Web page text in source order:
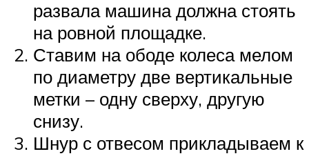
развала машина должна стоять
на ровной площадке.
Ставим на ободе колеса мелом
по диаметру две вертикальные
метки – одну сверху, другую
снизу.
Шнур с отвесом прикладываем к